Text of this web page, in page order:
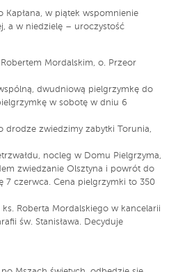
Kapłana, w piątek wspomnienie
a w niedzielę – uroczystość
Mordalskim, o. Przeor
dwudniową pielgrzymkę do
w sobotę w dniu 6
drodze zwiedzimy zabytki Torunia,
nocleg w Domu Pielgrzyma,
zwiedzanie Olsztyna i powrót do
7 czerwca. Cena pielgrzymki to 350
ks. Roberta Mordalskiego w kancelarii
św. Stanisława. Decyduje